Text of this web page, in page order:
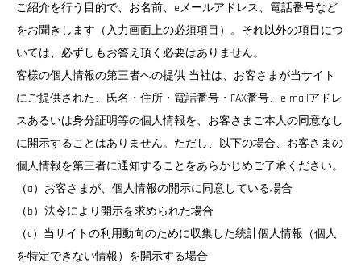
ご紹介を行う目的で、お名前、eメールアドレス、電話番号など
をお聞きします（入力画面上の必須項目）。それ以外の項目につ
いては、必ずしもお答え頂く必要はありません。
客様の個人情報の第三者への提供 当社は、お客さまが当サイト
にご提供された、氏名・住所・電話番号・FAX番号、e-mailアドレ
スあるいは身分証明等の個人情報を、お客さまご本人の同意なし
に開示することはありません。ただし、以下の場合、お客さまの
個人情報を第三者に通知することをあらかじめご了承ください。
（a）お客さまが、個人情報の開示に同意している場合
（b）法令により開示を求められた場合
（c）当サイトの利用動向のために収集した統計個人情報（個人
を特定できない情報）を開示する場合